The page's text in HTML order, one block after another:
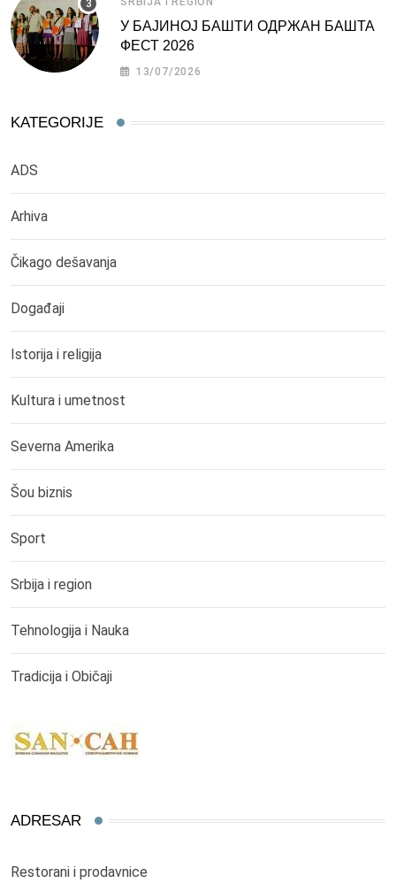
У БАЈИНОЈ БАШТИ ОДРЖАН БАШТА
ФЕСТ 2026
13/07/2026
KATEGORIJE
ADS
Arhiva
Čikago dešavanja
Događaji
Istorija i religija
Kultura i umetnost
Severna Amerika
Šou biznis
Sport
Srbija i region
Tehnologija i Nauka
Tradicija i Običaji
ADRESAR
Restorani i prodavnice